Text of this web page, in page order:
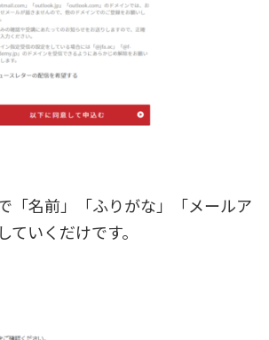
「名前」「ふりがな」「メールア
ていくだけです。